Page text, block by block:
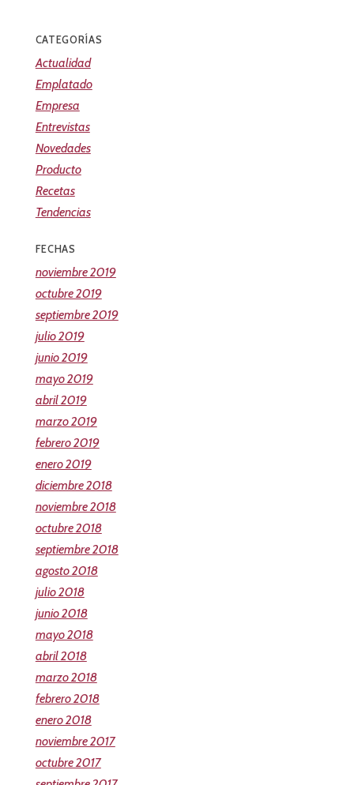
CATEGORÍAS
Actualidad
Emplatado
Empresa
Entrevistas
Novedades
Producto
Recetas
Tendencias
FECHAS
noviembre 2019
octubre 2019
septiembre 2019
julio 2019
junio 2019
mayo 2019
abril 2019
marzo 2019
febrero 2019
enero 2019
diciembre 2018
noviembre 2018
octubre 2018
septiembre 2018
agosto 2018
julio 2018
junio 2018
mayo 2018
abril 2018
marzo 2018
febrero 2018
enero 2018
noviembre 2017
octubre 2017